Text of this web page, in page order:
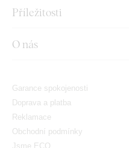
Příležitosti
O nás
Garance spokojenosti
Doprava a platba
Reklamace
Obchodní podmínky
Jsme ECO